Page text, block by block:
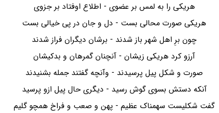
هریکی را به لمس بر عضوی - اطلاع اوفتاد بر جزوی
هریکی صورت محالی بست - دل و جان در پی خیالی بست
چون برِ اهل شهر باز شدند - برشان دیگران فراز شدند
آرزو کرد هریکی زیشان - آنچنان گمرهان و بدکیشان
صورت و شکل پیل پرسیدند - وآنچه گفتند جمله بشنیدند
آنکه دستش بسوی گوش رسید - دیگری حال پیل ازو پرسید
گفت شکلیست سهمناک عظیم - پهن و صعب و فراخ همچو گلیم